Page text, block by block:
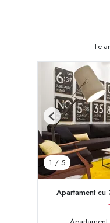
Te-
1 / 5
Previous
Apartament cu